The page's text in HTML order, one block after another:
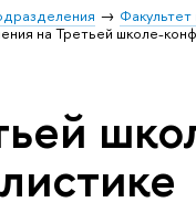
Факультет
на Третьей школе-